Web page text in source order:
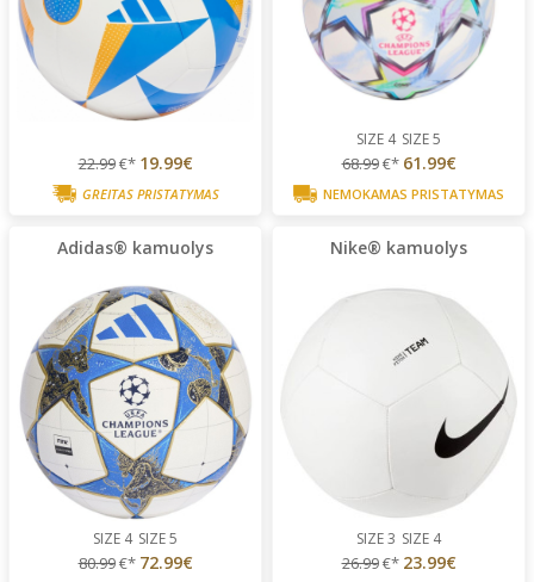
22.99€* 19.99€
GREITAS PRISTATYMAS
SIZE 4 SIZE 5
68.99€* 61.99€
NEMOKAMAS PRISTATYMAS
Adidas® kamuolys
SIZE 4 SIZE 5
80.99€* 72.99€
Nike® kamuolys
SIZE 3 SIZE 4
26.99€* 23.99€